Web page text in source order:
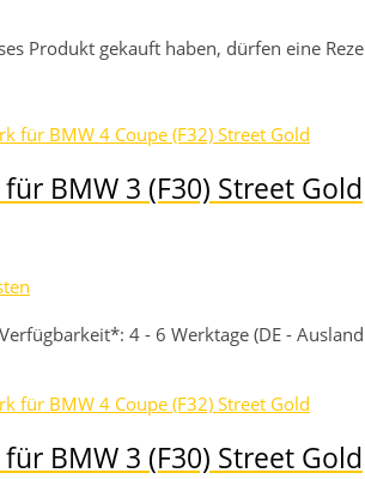
Produkt gekauft haben, dürfen eine
BMW 3 (F30) Street Gold
4 - 6 Werktage (DE -
BMW 3 (F30) Street Gold